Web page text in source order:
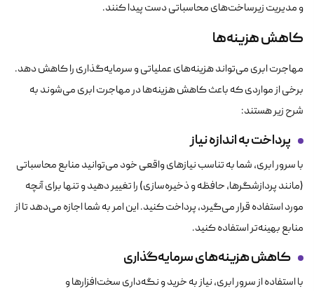
و مدیریت زیرساخت‌های محاسباتی دست پیدا کنند.
کاهش هزینه‌ها
مهاجرت ابری می‌تواند هزینه‌های عملیاتی و سرمایه‌گذاری را کاهش دهد.
برخی از مواردی که باعث کاهش هزینه‌ها در مهاجرت ابری می‌شوند به
شرح زیر هستند:
پرداخت به اندازه نیاز
با سرور ابری، شما به تناسب نیازهای واقعی خود می‌توانید منابع محاسباتی
(مانند پردازشگرها، حافظه و ذخیره‌سازی) را تغییر دهید و تنها برای آنچه
مورد استفاده قرار می‌گیرد، پرداخت کنید. این امر به شما اجازه می‌دهد تا از
منابع بهینه‌تر استفاده کنید.
کاهش هزینه‌های سرمایه‌گذاری
با استفاده از سرور ابری، نیاز به خرید و نگه‌داری سخت‌افزارها و